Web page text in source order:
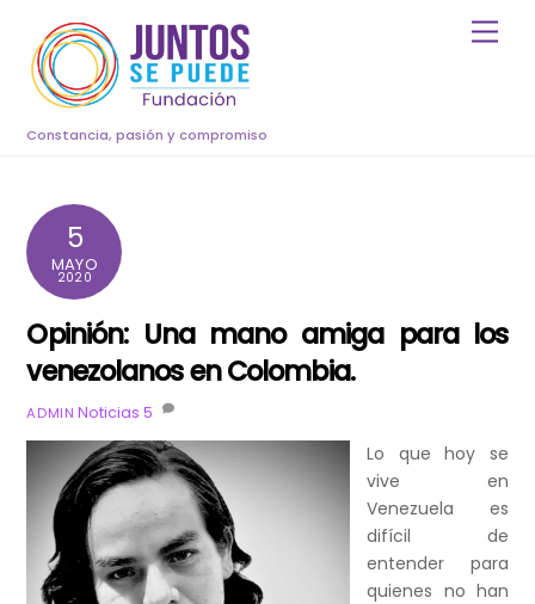
content
Constancia, pasión y compromiso
5
MAYO
2020
Opinión: Una mano amiga para los
venezolanos en Colombia.
ADMIN Noticias 5
Lo que hoy se
vive en
Venezuela es
difícil de
entender para
quienes no han